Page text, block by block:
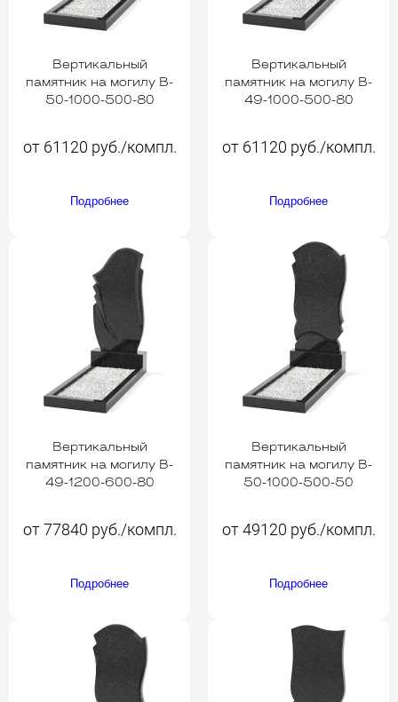
Вертикальный
памятник на могилу B-
50-1000-500-80
от 61120 руб./компл.
Подробнее
Вертикальный
памятник на могилу B-
49-1000-500-80
от 61120 руб./компл.
Подробнее
Вертикальный
памятник на могилу B-
49-1200-600-80
от 77840 руб./компл.
Подробнее
Вертикальный
памятник на могилу B-
50-1000-500-50
от 49120 руб./компл.
Подробнее